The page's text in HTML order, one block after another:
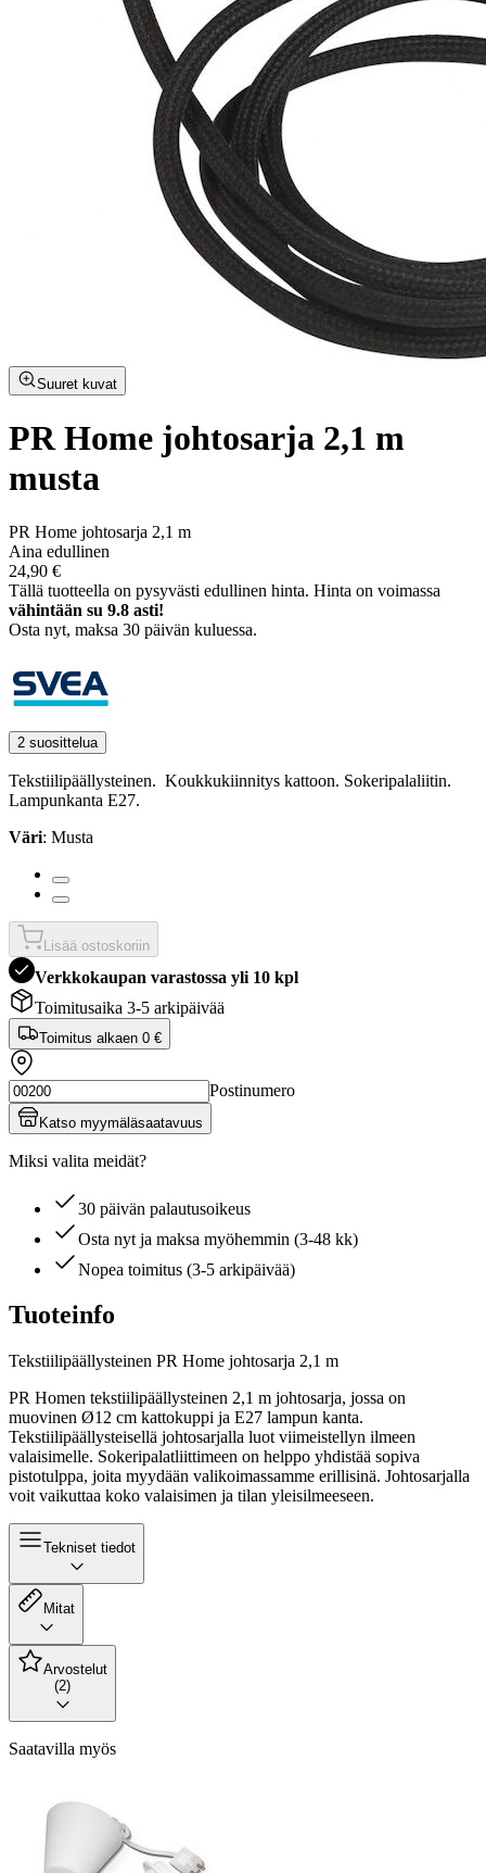
Suuret kuvat
PR Home johtosarja 2,1 m
musta
PR Home johtosarja 2,1 m
Aina edullinen
24,90 €
Tällä tuotteella on pysyvästi edullinen hinta. Hinta on voimassa
vähintään su 9.8 asti!
Osta nyt, ­maksa 30 päivän kuluessa.
2 suosittelua
Tekstiilipäällysteinen. Koukkukiinnitys kattoon. Sokeripalaliitin.
Lampunkanta E27.
Väri: Musta
Lisää ostoskoriin
Verkkokaupan varastossa yli 10 kpl
Toimitusaika 3-5 arkipäivää
Toimitus alkaen 0 €
Postinumero
Katso myymäläsaatavuus
Miksi valita meidät?
30 päivän palautusoikeus
Osta nyt ja maksa myöhemmin (3-48 kk)
Nopea toimitus (3-5 arkipäivää)
Tuoteinfo
Tekstiilipäällysteinen PR Home johtosarja 2,1 m
PR Homen tekstiilipäällysteinen 2,1 m johtosarja, jossa on
muovinen Ø12 cm kattokuppi ja E27 lampun kanta.
Tekstiilipäällysteisellä johtosarjalla luot viimeistellyn ilmeen
valaisimelle. Sokeripalatliittimeen on helppo yhdistää sopiva
pistotulppa, joita myydään valikoimassamme erillisinä. Johtosarjalla
voit vaikuttaa koko valaisimen ja tilan yleisilmeeseen.
Tekniset tiedot
Mitat
Arvostelut
(2)
Saatavilla myös